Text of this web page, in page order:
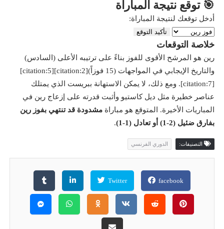
🎯 توقع نتيجة المباراة
أدخل توقعك لنتيجة المباراة:
تأكيد التوقع
خلاصة التوقعات
رين هو المرشح الأقوى للفوز بناءً على ترتيبه الأعلى (السادس)
والتاريخ الإيجابي في المواجهات (15 فوزاً)[citation:2][citation:5]
[citation:7]. ومع ذلك، لا يمكن الاستهانة ببريست الذي يمتلك
عناصر خطيرة مثل ديل كاستيو وأثبت قدرته على إزعاج رين في
المباريات الأخيرة. المتوقع هو مباراة مشدودة قد تنتهي بفوز رين
بفارق ضئيل (2-1) أو تعادل (1-1)
.
التصنيفات: الدوري الفرنسي
facebook
Twitter